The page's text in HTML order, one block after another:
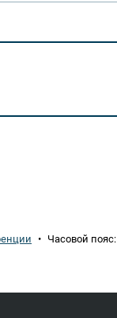
• Часовой пояс: